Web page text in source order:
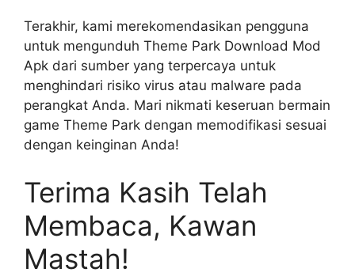
Terakhir, kami merekomendasikan pengguna
untuk mengunduh Theme Park Download Mod
Apk dari sumber yang terpercaya untuk
menghindari risiko virus atau malware pada
perangkat Anda. Mari nikmati keseruan bermain
game Theme Park dengan memodifikasi sesuai
dengan keinginan Anda!
Terima Kasih Telah
Membaca, Kawan
Mastah!